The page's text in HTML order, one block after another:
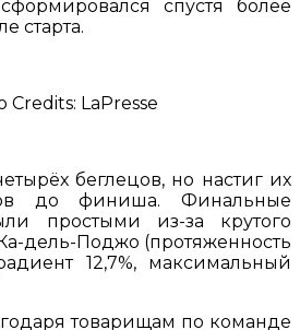
спустя более
старта.
Credits: LaPresse
беглецов, но настиг их
до финиша. Финальные
простыми из-за крутого
дель-Поджо (протяженность
12,7%, максимальный
товарищам по команде